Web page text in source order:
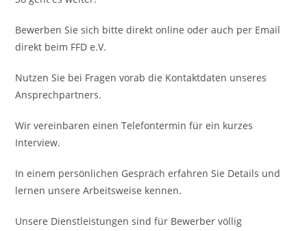
Bewerben Sie sich bitte direkt online oder auch per Email
direkt beim FFD e.V.
Nutzen Sie bei Fragen vorab die Kontaktdaten unseres
Ansprechpartners.
Wir vereinbaren einen Telefontermin für ein kurzes
Interview.
In einem persönlichen Gespräch erfahren Sie Details und
lernen unsere Arbeitsweise kennen.
Unsere Dienstleistungen sind für Bewerber völlig